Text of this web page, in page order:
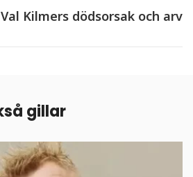
Val Kilmers dödsorsak och arv
gillar